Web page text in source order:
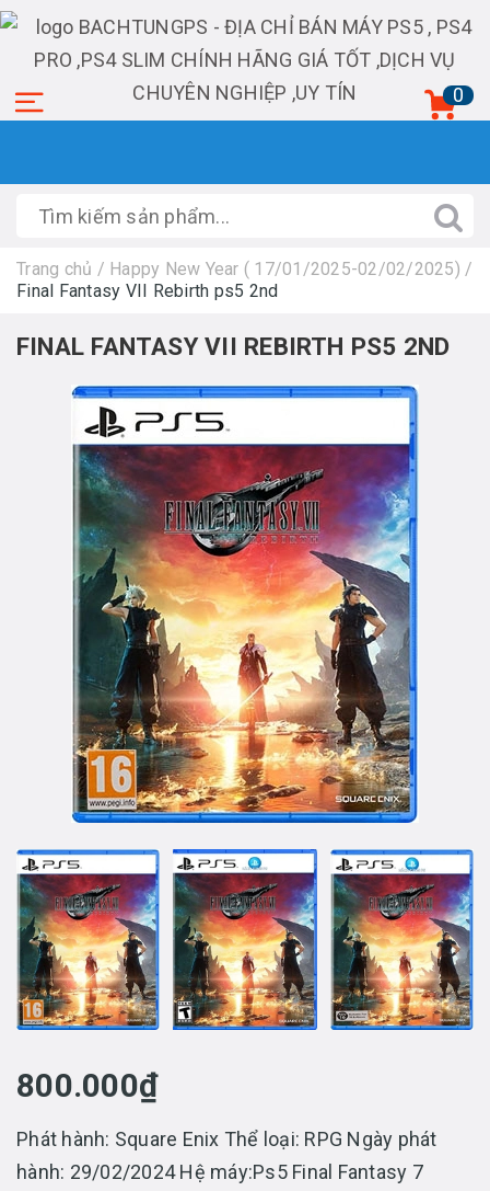
0
Trang chủ / Happy New Year ( 17/01/2025-02/02/2025) /
Final Fantasy VII Rebirth ps5 2nd
FINAL FANTASY VII REBIRTH PS5 2ND
800.000₫
Phát hành: Square Enix Thể loại: RPG Ngày phát
hành: 29/02/2024 Hệ máy:Ps5 Final Fantasy 7